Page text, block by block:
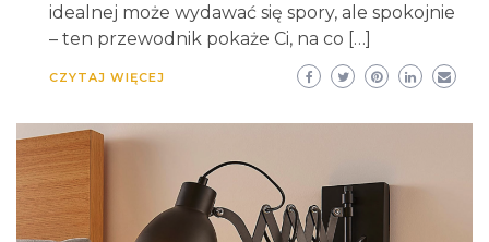
idealnej może wydawać się spory, ale spokojnie
– ten przewodnik pokaże Ci, na co […]
CZYTAJ WIĘCEJ